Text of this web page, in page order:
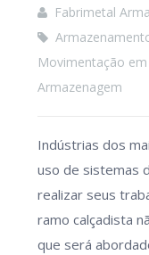
Fabrimetal
Movimentação
Armazenagem
Indústrias dos
uso de sistemas
realizar seus
ramo calçadista
que será